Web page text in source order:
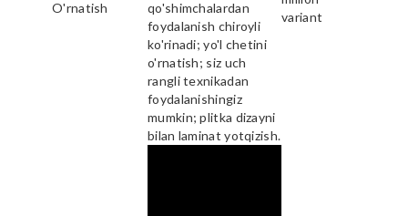
O'rnatish
qo'shimchalardan
foydalanish chiroyli
ko'rinadi; yo'l chetini
o'rnatish; siz uch
rangli texnikadan
foydalanishingiz
mumkin; plitka dizayni
bilan laminat yotqizish.
variant